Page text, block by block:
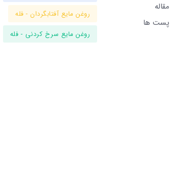
مقاله
پست ها
روغن مایع آفتابگردان - فله
روغن مایع سرخ کردنی - فله